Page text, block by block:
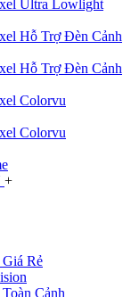
Ultra Lowlight
Hỗ Trợ Đèn Cảnh
Hỗ Trợ Đèn Cảnh
Colorvu
Colorvu
+
Rẻ
Cảnh